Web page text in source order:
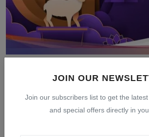
JOIN OUR
Join our subscribers list to get the
and special offers directly in